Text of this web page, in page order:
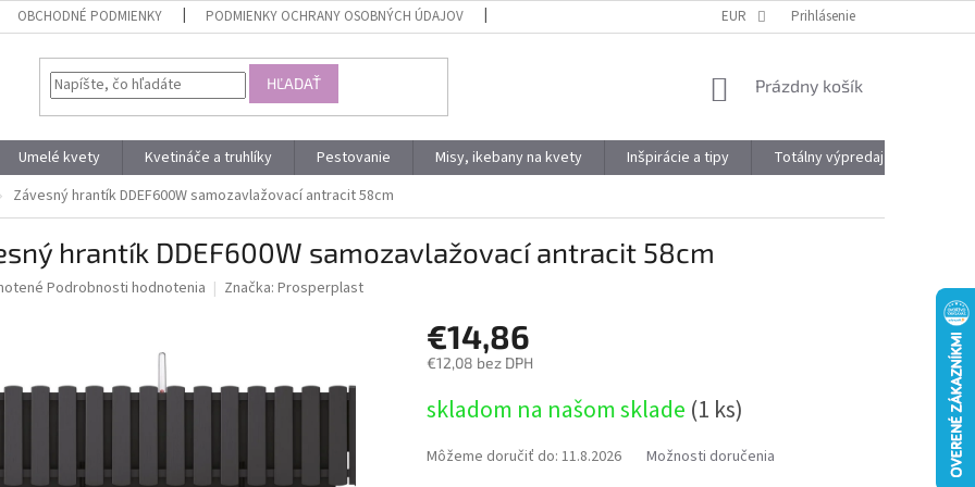
OBCHODNÉ PODMIENKY PODMIENKY OCHRANY OSOBNÝCH ÚDAJOV OBJEMOVÉ ZĽAVY VÝHODY REGISTRÁCIE
EUR Prihlásenie
HĽADAŤ
NÁKUPNÝ
Prázdny košík
Umelé kvety Kvetináče a truhlíky Pestovanie Misy, ikebany na kvety Inšpirácie a tipy Totálny výpredaj
Závesný hrantík DDEF600W samozavlažovací antracit 58cm
hrantík DDEF600W samozavlažovací antracit 58cm
Podrobnosti hodnotenia Značka: Prosperplast
€14,86
€12,08 bez DPH
cena:
skladom na našom sklade (1 ks)
Môžeme doručiť do: 11.8.2026 Možnosti doručenia